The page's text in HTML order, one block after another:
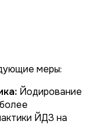
меры:
Йодирование
ЙДЗ на